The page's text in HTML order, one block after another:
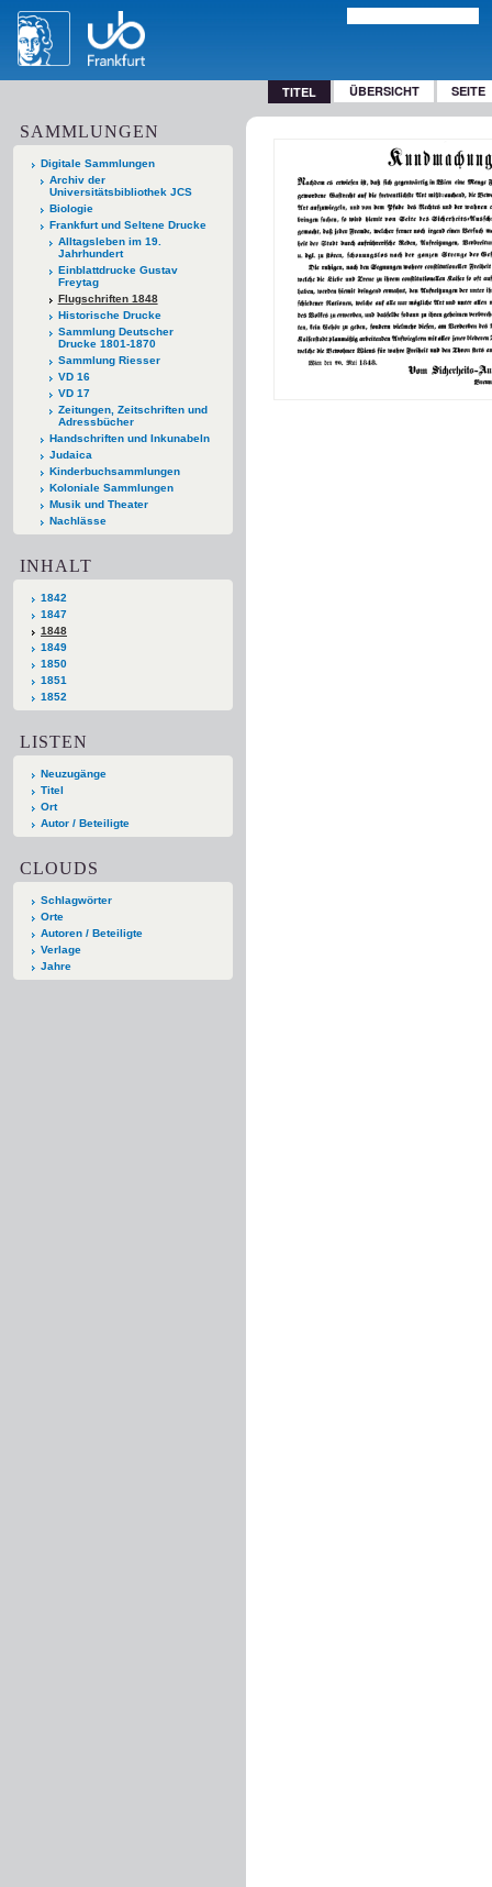
TITEL ÜBERSICHT SEITE
SAMMLUNGEN
Digitale Sammlungen
Archiv der
Universitätsbibliothek JCS
Biologie
Frankfurt und Seltene Drucke
Alltagsleben im 19.
Jahrhundert
Einblattdrucke Gustav
Freytag
Flugschriften 1848
Historische Drucke
Sammlung Deutscher
Drucke 1801-1870
Sammlung Riesser
VD 16
VD 17
Zeitungen, Zeitschriften und
Adressbücher
Handschriften und Inkunabeln
Judaica
Kinderbuchsammlungen
Koloniale Sammlungen
Musik und Theater
Nachlässe
INHALT
1842
1847
1848
1849
1850
1851
1852
LISTEN
Neuzugänge
Titel
Ort
Autor / Beteiligte
CLOUDS
Schlagwörter
Orte
Autoren / Beteiligte
Verlage
Jahre